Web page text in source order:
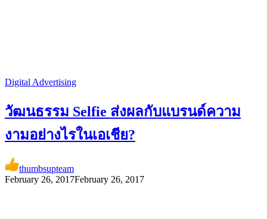
Digital Advertising
วัฒนธรรม Selfie ส่งผลกับแบรนด์ความ
งามอย่างไรในเอเชีย?
thumbsupteam
February 26, 2017February 26, 2017